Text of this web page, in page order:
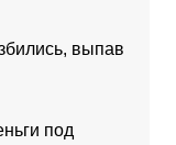
выпав
под